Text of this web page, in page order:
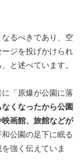
るべきであり、空
ジを投げかけられ
と述べています。
「原爆が公園に落
なくなったから公園
画館、旅館などが
和公園の足下に眠る
強く伝えていま